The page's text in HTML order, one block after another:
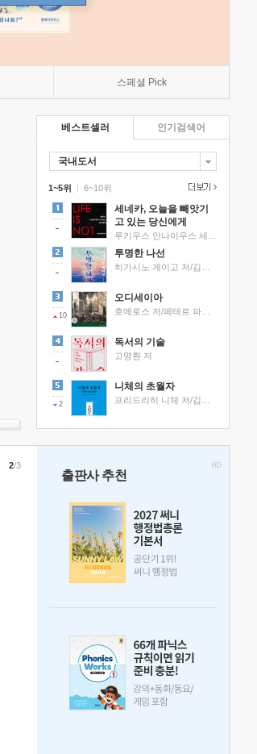
스페셜 Pick
베스트셀러
국내도서
1~5위 |
세네카, 오늘을 빼앗기
고 있는 당신에게
투명한 나선
10
오디세이아
독서의 기술
고명환 저
2
니체의 초월자
6~10위
인기검색어
2/3
출판사 추천